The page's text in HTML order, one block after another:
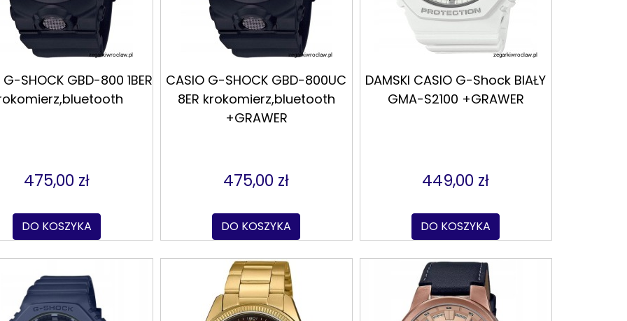
SHOCK GBD-800 1BER
475,00 zł
DO KOSZYKA
CASIO G-SHOCK GBD-800UC
8ER krokomierz,bluetooth
+GRAWER
475,00 zł
DO KOSZYKA
DAMSKI CASIO G-Shock BIAŁY
GMA-S2100 +GRAWER
449,00 zł
DO KOSZYKA